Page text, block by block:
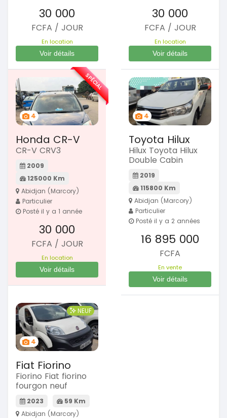
30 000
FCFA / JOUR
En location
Voir détails
30 000
FCFA / JOUR
En location
Voir détails
4
Honda CR-V
CR-V CRV3
2009
125000 Km
Abidjan (Marcory)
Particulier
Posté il y a 1 année
30 000
FCFA / JOUR
En location
Voir détails
SPÉCIAL
4
Toyota Hilux
Hilux Toyota Hilux
Double Cabin
2019
115800 Km
Abidjan (Marcory)
Particulier
Posté il y a 2 années
16 895 000
FCFA
En vente
Voir détails
4
NEUF
Fiat Fiorino
Fiorino Fiat fiorino
fourgon neuf
2023
59 Km
Abidjan (Marcory)